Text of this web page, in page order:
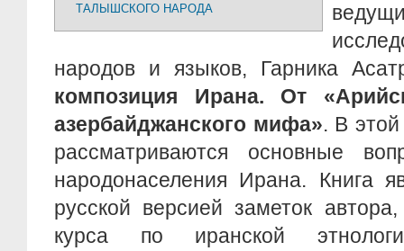
ТАЛЫШСКОГО НАРОДА
народов и языков, Гарника
композиция Ирана. От
азербайджанского мифа». В
рассматриваются основные
народонаселения Ирана. Книга
русской версией заметок
курса по иранской